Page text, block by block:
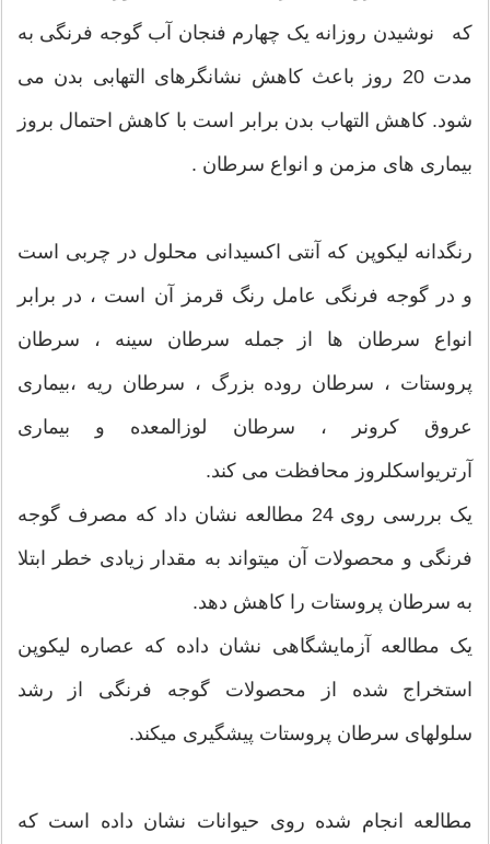
که نوشیدن روزانه یک چهارم فنجان آب گوجه فرنگی به
مدت 20 روز باعث کاهش نشانگرهای التهابی بدن می
شود. کاهش التهاب بدن برابر است با کاهش احتمال بروز
بیماری های مزمن و انواع سرطان .
رنگدانه لیکوپن که آنتی اکسیدانی محلول در چربی است
و در گوجه فرنگی عامل رنگ قرمز آن است ، در برابر
انواع سرطان ها از جمله سرطان سینه ، سرطان
پروستات ، سرطان روده بزرگ ، سرطان ریه ،بیماری
عروق کرونر ، سرطان لوزالمعده و بیماری
آرتریواسکلروز محافظت می کند.
یک بررسی روی 24 مطالعه نشان داد که مصرف گوجه
فرنگی و محصولات آن میتواند به مقدار زیادی خطر ابتلا
به سرطان پروستات را کاهش دهد.
یک مطالعه آزمایشگاهی نشان داده که عصاره لیکوپن
استخراج شده از محصولات گوجه فرنگی از رشد
سلولهای سرطان پروستات پیشگیری میکند.
مطالعه انجام شده روی حیوانات نشان داده است که